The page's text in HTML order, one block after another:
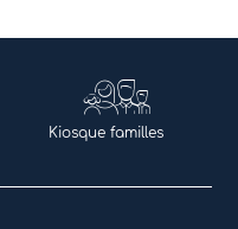
Kiosque familles